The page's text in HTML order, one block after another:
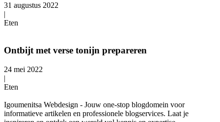
31 augustus 2022
|
Eten
Ontbijt met verse tonijn prepareren
24 mei 2022
|
Eten
Igoumenitsa Webdesign - Jouw one-stop blogdomein voor
informatieve artikelen en professionele blogservices. Laat je